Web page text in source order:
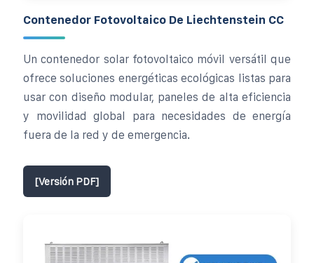
Contenedor Fotovoltaico De Liechtenstein CC
Un contenedor solar fotovoltaico móvil versátil que
ofrece soluciones energéticas ecológicas listas para
usar con diseño modular, paneles de alta eficiencia
y movilidad global para necesidades de energía
fuera de la red y de emergencia.
[Versión PDF]